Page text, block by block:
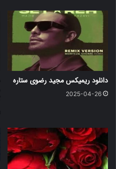
دانلود ریمیکس مجید رضوی ستاره
2025-04-26